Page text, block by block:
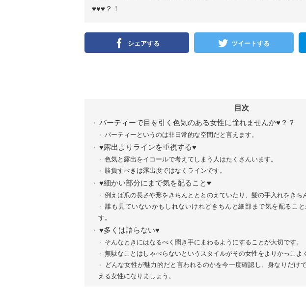
♥♥♥？！
シェアする ツイートする
目次
パーティーで目を引く色気のある女性に憧れませんか♥？？
パーティーというのは非日常的な空間だと言えます。
♥露出よりラインを重視する♥
色気と露出をイコールで考えてしまう人はたくさんいます。
勝負すべきは露出度ではなくラインです。
♥細かい部分にまで気を配ること♥
例えば爪の長さや形をきちんとととのえていたり、髪の手入れをきち
誰も見ていないかもしれないけれどきちんと細部まで気を配るこ
す。
♥多くは語らない♥
そんなときにはなるべく聞き手にまわるようにすることが大切です。
無駄なことはしゃべらないというスタイルがその女性をよりかっこよ
どんな女性が魅力的だと言われるのかを今一度確認し、身なりだけ
える女性になりましょう。